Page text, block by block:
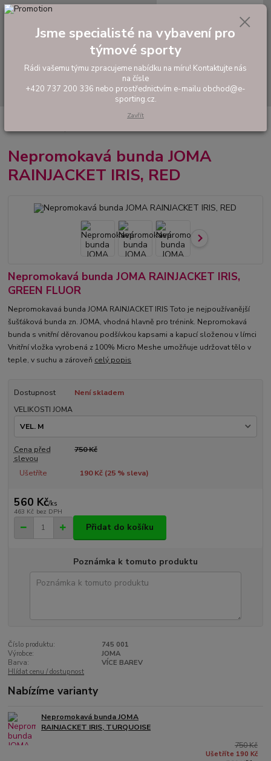
Hledat
tel: +420 737 200 336
0,00 Kč
Oblečení do deště
RAINJACKET IRIS, RED
Nepromokavá bunda JOMA
RAINJACKET IRIS, RED
Nepromokavá bunda JOMA RAINJACKET IRIS,
GREEN FLUOR
Nepromokavaá bunda JOMA RAINJACKET IRIS Toto je nejpoužívanější
šušťáková bunda zn. JOMA, vhodná hlavně pro trénink. Nepromokavá
bunda s vnitřní děrovanou podšívkou kapsami a kapucí složenou v límci
Vnitřní vložka vyrobená z 100% Micro Meshe umožňuje udržovat tělo v
teple, v suchu a zároveň celý popis
Dostupnost
Není skladem
VELIKOSTI JOMA
Cena před
slevou
750 Kč
Ušetříte 190 Kč (25% sleva)
560 Kč/ks
463 Kč bez DPH
Přidat do košíku
Poznámka k tomuto produktu
Číslo produktu:
745 001
Výrobce:
JOMA
Barva:
VÍCE BAREV
Hlídat cenu / dostupnost
Nabízíme varianty
Nepromokavá bunda JOMA
RAINJACKET IRIS, TURQUOISE
750 Kč
Ušetříte 190 Kč
Jsme specialisté na vybavení pro
týmové sporty
Rádi vašemu týmu zpracujeme nabídku na míru! Kontaktujte nás
na čísle
+420 737 200 336 nebo prostřednictvím e-mailu obchod@e-
sporting.cz.
Zavřít